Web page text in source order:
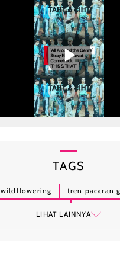
TAGS
wildflowering
tren pacaran
LIHAT LAINNYA